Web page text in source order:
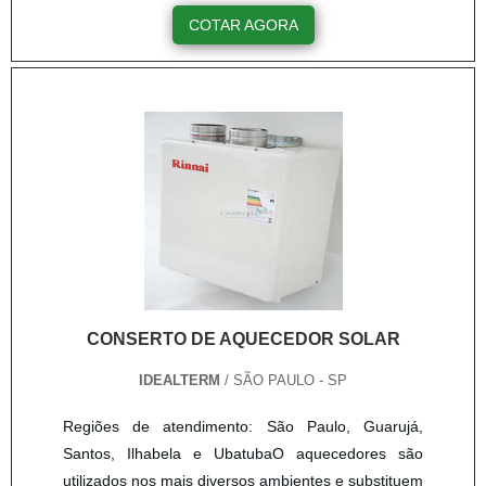
produção. O procedimento é feito de maneira
uniforme, no momento que a temperatura atinge
um ponto, se mantém igual, mantendo o produto
positivos do produto Baixa possibilidade de
explosão; Regulação de pressão d....
COTAR AGORA
CONSERTO DE AQUECEDOR SOLAR
IDEALTERM / SÃO PAULO - SP
Regiões de atendimento: São Paulo, Guarujá,
Santos, Ilhabela e UbatubaO aquecedores são
utilizados nos mais diversos ambientes e substituem